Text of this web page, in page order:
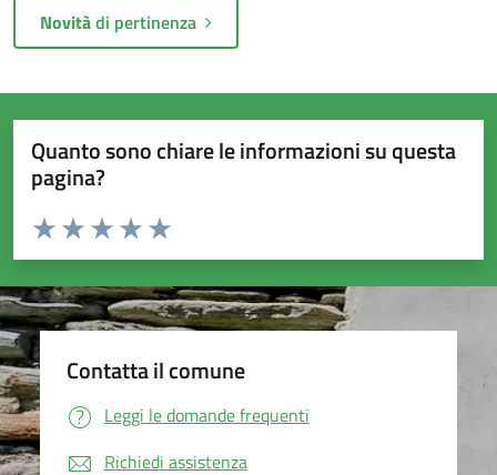
Novitàdi pertinenza
Quanto sono chiare le informazioni su questa
pagina?
Valuta da 1 a 5 stelle la pagina
Valuta 5 stelle su 5
Valuta 4 stelle su 5
Valuta 3 stelle su 5
Valuta 2 stelle su 5
Valuta 1 stelle su 5
Contatta il comune
Leggi le domande frequenti
Richiedi assistenza